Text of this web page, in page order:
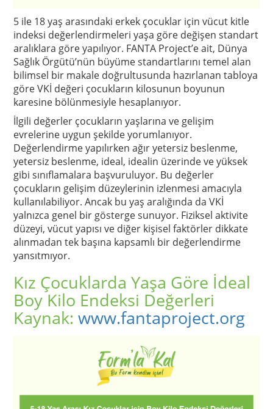
5 ile 18 yaş arasındaki erkek çocuklar için vücut kitle
indeksi değerlendirmeleri yaşa göre değişen standart
aralıklara göre yapılıyor. FANTA Project’e ait, Dünya
Sağlık Örgütü’nün büyüme standartlarını temel alan
bilimsel bir makale doğrultusunda hazırlanan tabloya
göre VKİ değeri çocukların kilosunun boyunun
karesine bölünmesiyle hesaplanıyor.
İlgili değerler çocukların yaşlarına ve gelişim
evrelerine uygun şekilde yorumlanıyor.
Değerlendirme yapılırken ağır yetersiz beslenme,
yetersiz beslenme, ideal, idealin üzerinde ve yüksek
gibi sınıflamalara başvuruluyor. Bu değerler
çocukların gelişim düzeylerinin izlenmesi amacıyla
kullanılabiliyor. Ancak bu yaş aralığında da VKİ
yalnızca genel bir gösterge sunuyor. Fiziksel aktivite
düzeyi, vücut yapısı ve diğer kişisel faktörler dikkate
alınmadan tek başına kapsamlı bir değerlendirme
yansıtmıyor.
Kız Çocuklarda Yaşa Göre İdeal
Boy Kilo Endeksi Değerleri
Kaynak:www.fantaproject.org